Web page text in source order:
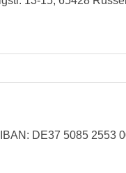
DE37 5085 2553